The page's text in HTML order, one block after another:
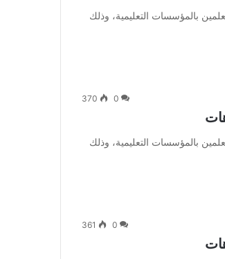
بالمؤسسات التعليمية، وذلك
0
370
بالمؤسسات التعليمية، وذلك
0
361